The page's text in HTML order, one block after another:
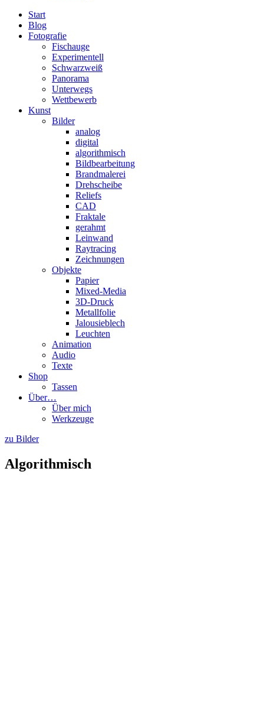
Start
Blog
Fotografie
Fischauge
Experimentell
Schwarzweiß
Panorama
Unterwegs
Wettbewerb
Kunst
Bilder
analog
digital
algorithmisch
Bildbearbeitung
Brandmalerei
Drehscheibe
Reliefs
CAD
Fraktale
gerahmt
Leinwand
Raytracing
Zeichnungen
Objekte
Papier
Mixed-Media
3D-Druck
Metallfolie
Jalousieblech
Leuchten
Animation
Audio
Texte
Shop
Tassen
Über…
Über mich
Werkzeuge
zu Bilder
Algorithmisch